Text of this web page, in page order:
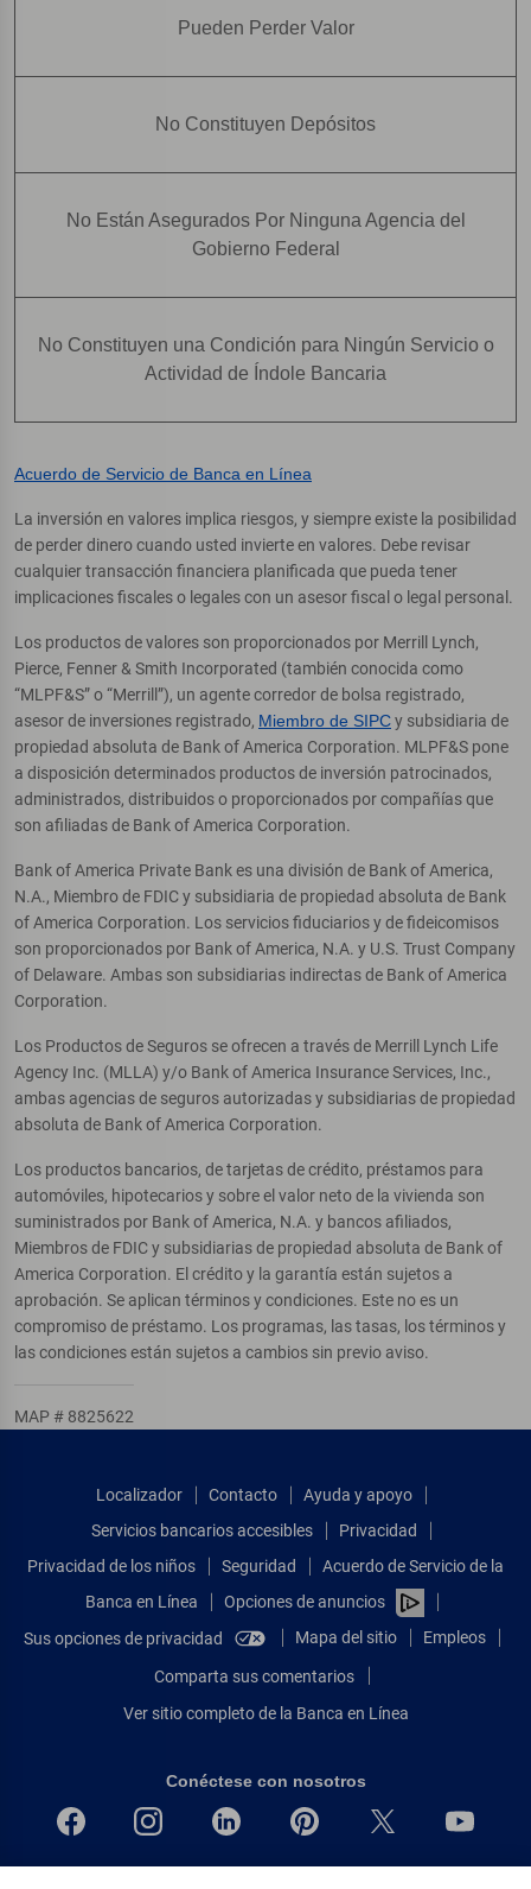
Pueden Perder Valor
No Constituyen Depósitos
No Están Asegurados Por Ninguna Agencia del
Gobierno Federal
No Constituyen una Condición para Ningún Servicio o
Actividad de Índole Bancaria
Acuerdo de Servicio de Banca en Línea
La inversión en valores implica riesgos, y siempre existe la posibilidad
de perder dinero cuando usted invierte en valores. Debe revisar
cualquier transacción financiera planificada que pueda tener
implicaciones fiscales o legales con un asesor fiscal o legal personal.
Los productos de valores son proporcionados por Merrill Lynch,
Pierce, Fenner & Smith Incorporated (también conocida como
“MLPF&S” o “Merrill”), un agente corredor de bolsa registrado,
asesor de inversiones registrado, Miembro de SIPCy subsidiaria de
propiedad absoluta de Bank of America Corporation. MLPF&S pone
a disposición determinados productos de inversión patrocinados,
administrados, distribuidos o proporcionados por compañías que
son afiliadas de Bank of America Corporation.
Bank of America Private Bank es una división de Bank of America,
N.A., Miembro de FDIC y subsidiaria de propiedad absoluta de Bank
of America Corporation. Los servicios fiduciarios y de fideicomisos
son proporcionados por Bank of America, N.A. y U.S. Trust Company
of Delaware. Ambas son subsidiarias indirectas de Bank of America
Corporation.
Los Productos de Seguros se ofrecen a través de Merrill Lynch Life
Agency Inc. (MLLA) y/o Bank of America Insurance Services, Inc.,
ambas agencias de seguros autorizadas y subsidiarias de propiedad
absoluta de Bank of America Corporation.
Los productos bancarios, de tarjetas de crédito, préstamos para
automóviles, hipotecarios y sobre el valor neto de la vivienda son
suministrados por Bank of America, N.A. y bancos afiliados,
Miembros de FDIC y subsidiarias de propiedad absoluta de Bank of
America Corporation. El crédito y la garantía están sujetos a
aprobación. Se aplican términos y condiciones. Este no es un
compromiso de préstamo. Los programas, las tasas, los términos y
las condiciones están sujetos a cambios sin previo aviso.
MAP # 8825622
Localizador Contacto
Ayuda y apoyo
Servicios bancarios accesibles
Privacidad
Privacidad de los niños
Seguridad
Acuerdo de Servicio de la
Banca en Línea
Opciones de anuncios
Sus opciones de privacidad
Mapa del sitio Empleos
Comparta sus comentarios
Ver sitio completo de la Banca en Línea
Conéctese con nosotros